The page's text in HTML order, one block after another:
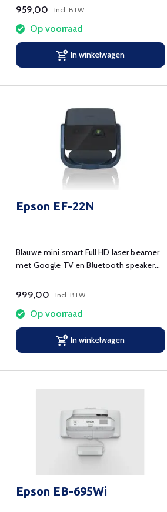
959,00 Incl. BTW
Op voorraad
In winkelwagen
Epson EF-22N
Blauwe mini smart Full HD laser beamer
met Google TV en Bluetooth speaker
999,00 Incl. BTW
Op voorraad
In winkelwagen
Epson EB-695Wi